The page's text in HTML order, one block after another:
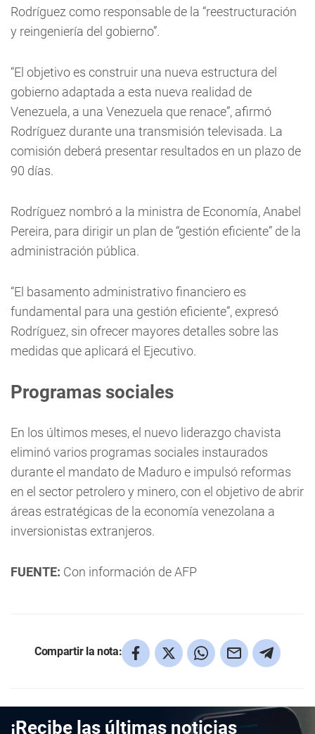
Rodríguez como responsable de la “reestructuración
y reingeniería del gobierno”.
“El objetivo es construir una nueva estructura del
gobierno adaptada a esta nueva realidad de
Venezuela, a una Venezuela que renace”, afirmó
Rodríguez durante una transmisión televisada. La
comisión deberá presentar resultados en un plazo de
90 días.
Rodríguez nombró a la ministra de Economía, Anabel
Pereira, para dirigir un plan de “gestión eficiente” de la
administración pública.
“El basamento administrativo financiero es
fundamental para una gestión eficiente”, expresó
Rodríguez, sin ofrecer mayores detalles sobre las
medidas que aplicará el Ejecutivo.
Programas sociales
En los últimos meses, el nuevo liderazgo chavista
eliminó varios programas sociales instaurados
durante el mandato de Maduro e impulsó reformas
en el sector petrolero y minero, con el objetivo de abrir
áreas estratégicas de la economía venezolana a
inversionistas extranjeros.
FUENTE: Con información de AFP
Compartir la nota:
¡Recibe las últimas noticias